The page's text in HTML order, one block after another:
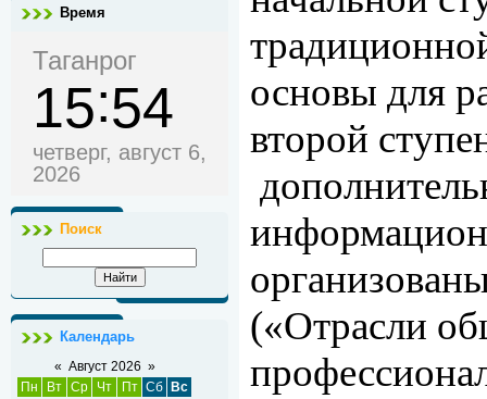
Время
Таганрог
15 54
четверг, август 6,
2026
Поиск
Календарь
« Август 2026 »
Пн
Вт Ср Чт Пт Сб
Вс
основы для
второй
(«Отрасли